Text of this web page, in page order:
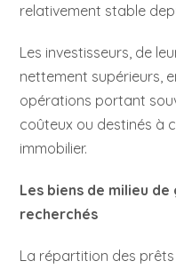
relativement stable
Les investisseurs, de
nettement supérieurs,
opérations portant
coûteux ou destinés à
immobilier.
Les biens de milieu
recherchés
La répartition des